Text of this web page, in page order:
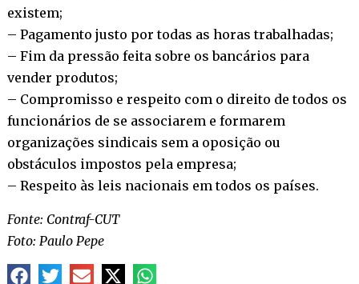
existem;
– Pagamento justo por todas as horas trabalhadas;
– Fim da pressão feita sobre os bancários para
vender produtos;
– Compromisso e respeito com o direito de todos os
funcionários de se associarem e formarem
organizações sindicais sem a oposição ou
obstáculos impostos pela empresa;
– Respeito às leis nacionais em todos os países.
Fonte: Contraf-CUT
Foto: Paulo Pepe